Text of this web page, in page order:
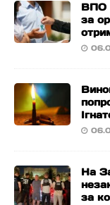
ВПО
за
На
за